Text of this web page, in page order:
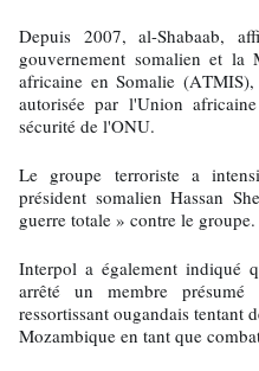
Depuis 2007, al-Shabaab,
gouvernement somalien et
africaine en Somalie
autorisée par l'Union
sécurité de l'ONU.
Le groupe terroriste a
président somalien Hassan
guerre totale » contre le groupe.
Interpol a également indiqué
arrêté un membre
ressortissant ougandais tentant
Mozambique en tant que